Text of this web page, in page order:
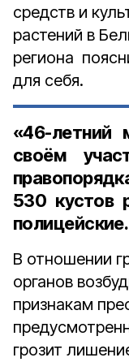
средств и
растений в
региона
для себя.
«46-
своём
530 кустов
полицейские.
В отношении
органов
признакам
грозит